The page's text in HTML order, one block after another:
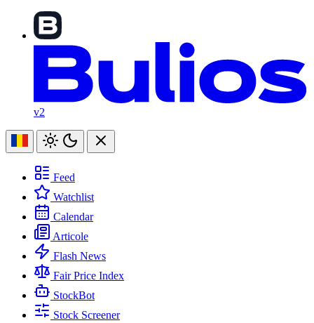
v2
Feed
Watchlist
Calendar
Articole
Flash News
Fair Price Index
StockBot
Stock Screener